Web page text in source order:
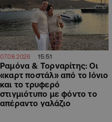
07.08.2026 15:51
Ραμόνα & Τορναρίτης: Οι
«καρτ ποστάλ» από το Ιόνιο
και το τρυφερό
στιγμιότυπο με φόντο το
απέραντο γαλάζιο